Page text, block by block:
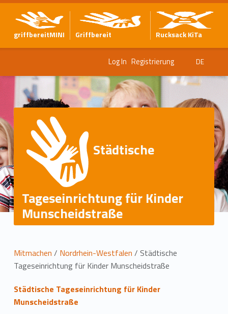
griffbereitMINI Griffbereit Rucksack KiTa
Log In Registrierung DE
Städtische
Tageseinrichtung für Kinder
Munscheidstraße
L
o
c
Mitmachen / Nordrhein-Westfalen / Städtische
Tageseinrichtung für Kinder Munscheidstraße
Städtische Tageseinrichtung für Kinder
Munscheidstraße